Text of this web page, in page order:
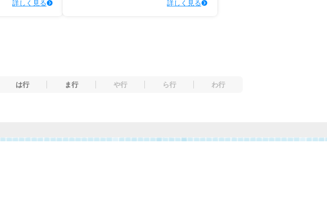
詳しく見る 詳しく見る
は行 ま行 や行 ら行 わ行